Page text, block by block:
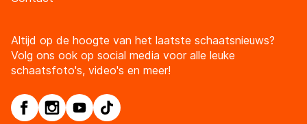
Altijd op de hoogte van het laatste schaatsnieuws?
Volg ons ook op social media voor alle leuke
schaatsfoto's, video's en meer!